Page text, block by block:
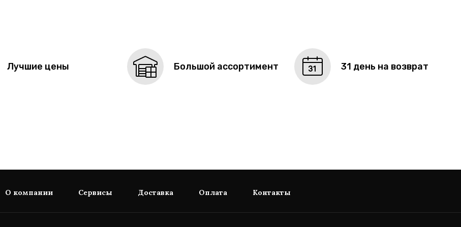
Лучшие цены Большой ассортимент 31 день на возврат
О компании Сервисы Доставка Оплата Контакты